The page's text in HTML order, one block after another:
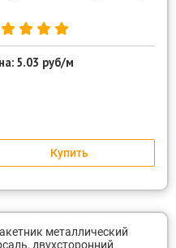
5.03 руб/м
Купить
металлический
двухсторонний